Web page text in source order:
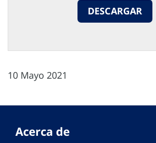
DESCARGAR
10 Mayo 2021
Acerca de